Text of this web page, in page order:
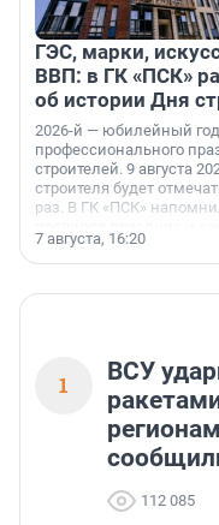
ГЭС, марки,
ВВП: в ГК «ПСК»
об истории Дня
2026-й — юбилейный год
профессионального
строителей. 9 августа
строителя будет
раз. В ГК «ПСК»
поменялась роль
7 августа, 16:20
1
ВСУ
112 085